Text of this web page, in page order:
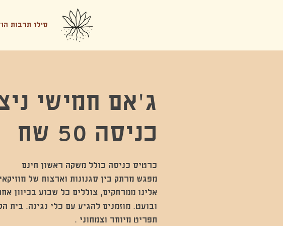
סילו תרבות
ג'אם חמישי
כניסה 50 שח
מפגש מרתק בין סגנונות וארצות של
אלינו ממרחקים, צוללים כל שבוע בכיוון
ובועט. מוזמנים להגיע עם כלי נגינה. בית